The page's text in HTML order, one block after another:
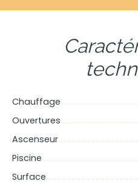
Chauffage
Ouvertures
Ascenseur
Piscine
Surface